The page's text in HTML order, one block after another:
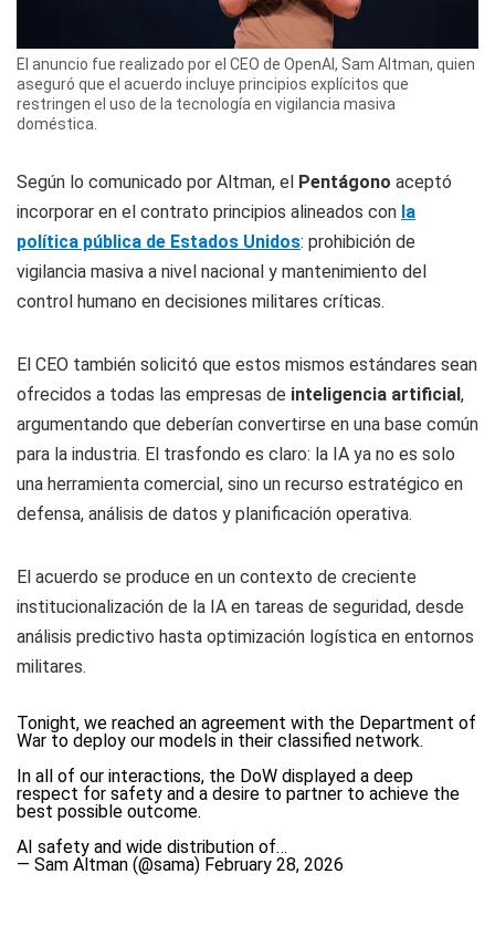
El anuncio fue realizado por el CEO de OpenAI, Sam Altman, quien
aseguró que el acuerdo incluye principios explícitos que
restringen el uso de la tecnología en vigilancia masiva
doméstica.
Según lo comunicado por Altman, el Pentágono aceptó
incorporar en el contrato principios alineados con la
política pública de Estados Unidos: prohibición de
vigilancia masiva a nivel nacional y mantenimiento del
control humano en decisiones militares críticas.
El CEO también solicitó que estos mismos estándares sean
ofrecidos a todas las empresas de inteligencia artificial,
argumentando que deberían convertirse en una base común
para la industria. El trasfondo es claro: la IA ya no es solo
una herramienta comercial, sino un recurso estratégico en
defensa, análisis de datos y planificación operativa.
El acuerdo se produce en un contexto de creciente
institucionalización de la IA en tareas de seguridad, desde
análisis predictivo hasta optimización logística en entornos
militares.
Tonight, we reached an agreement with the Department of
War to deploy our models in their classified network.
In all of our interactions, the DoW displayed a deep
respect for safety and a desire to partner to achieve the
best possible outcome.
AI safety and wide distribution of…
— Sam Altman (@sama) February 28, 2026